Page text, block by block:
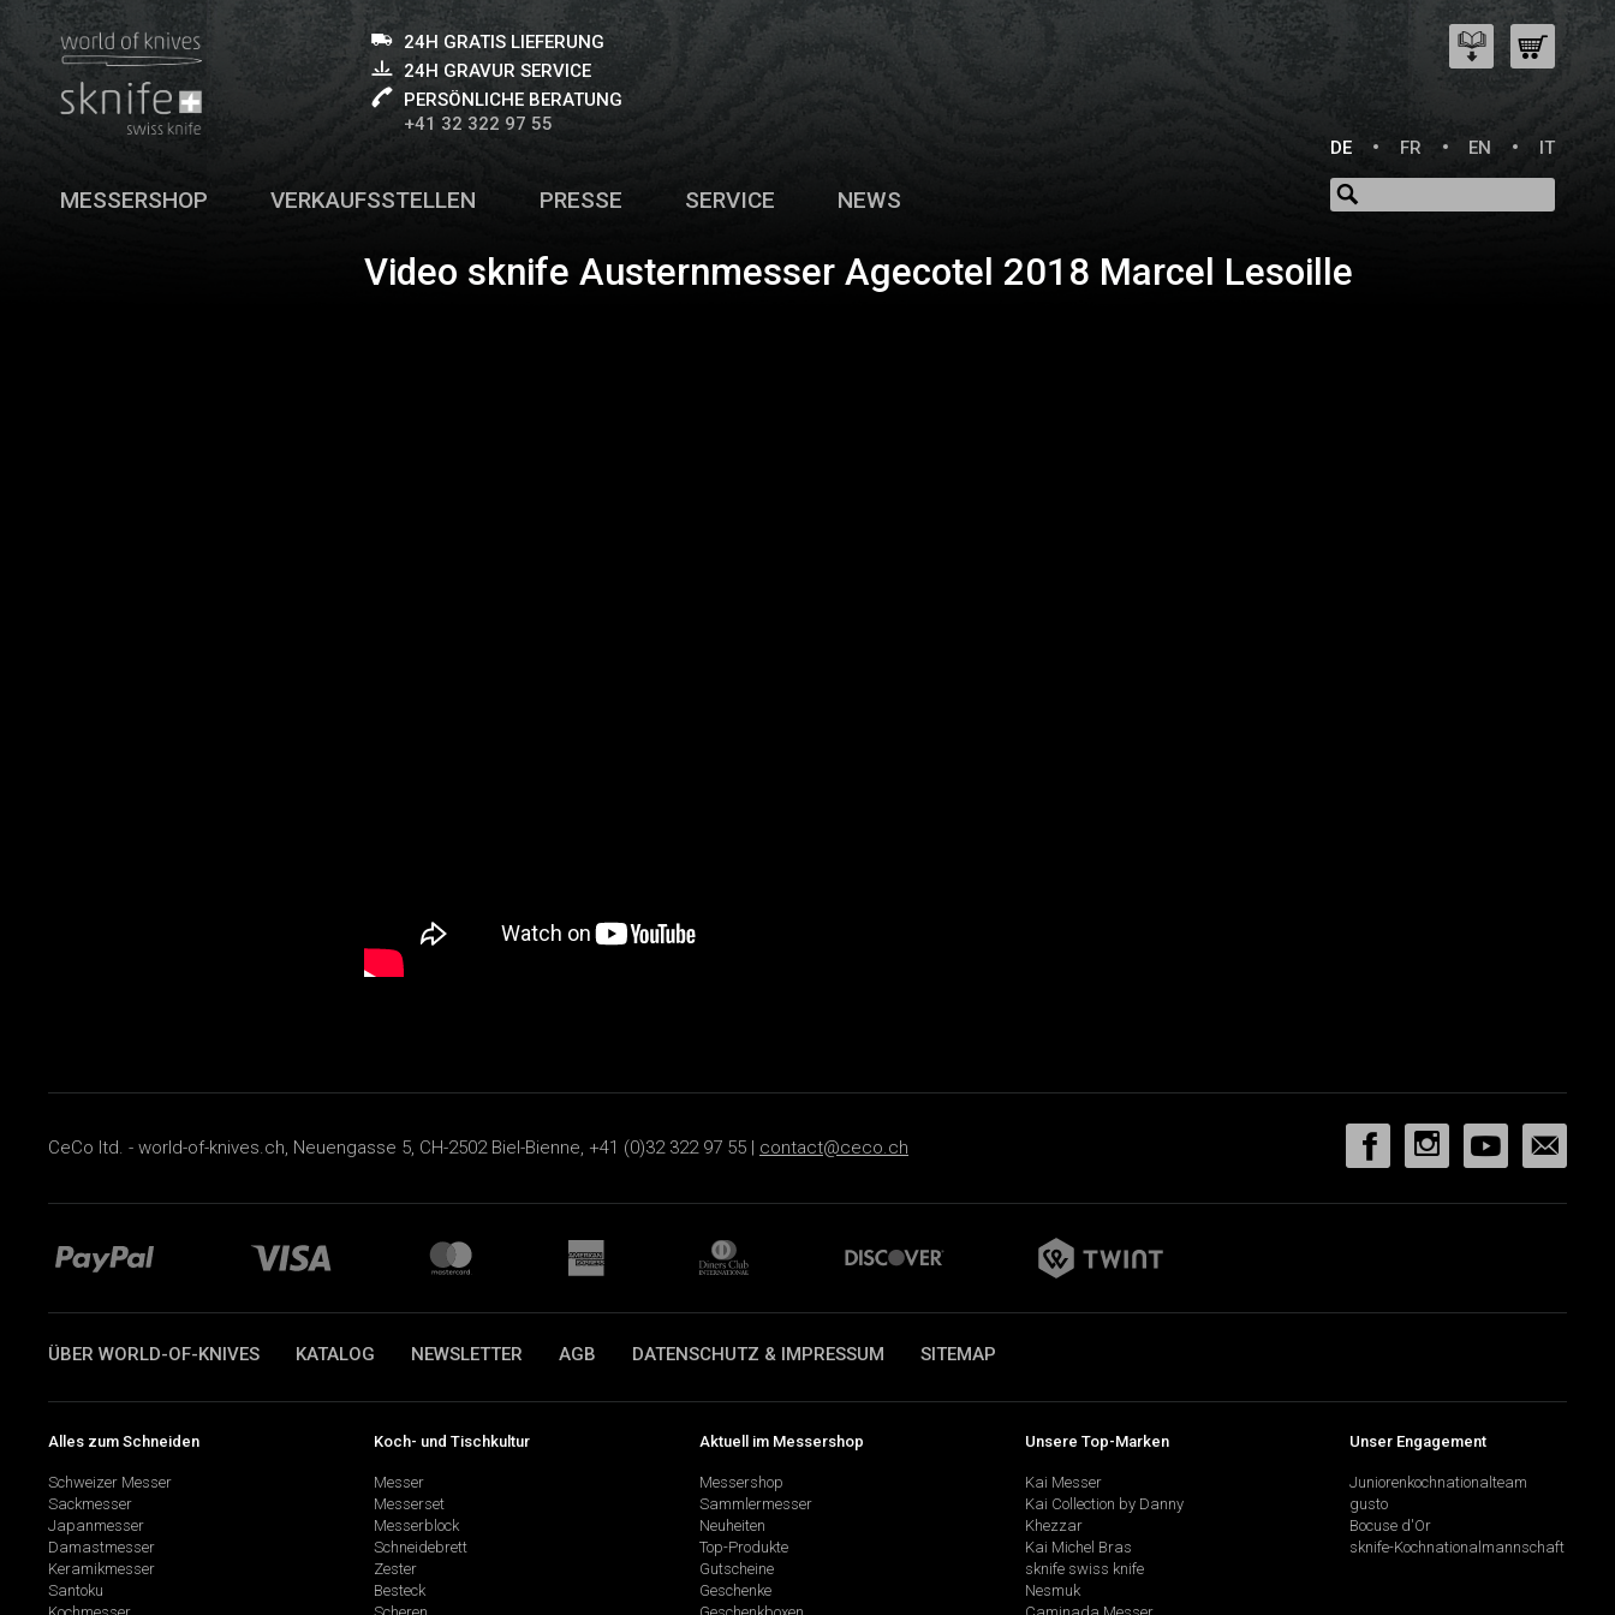
24H GRATIS LIEFERUNG
24H GRAVUR SERVICE
PERSÖNLICHE BERATUNG
+41 32 322 97 55
DE
FR EN IT
MESSERSHOP VERKAUFSSTELLEN PRESSE SERVICE NEWS
Video sknife Austernmesser Agecotel 2018 Marcel Lesoille
CeCo ltd. - world-of-knives.ch, Neuengasse 5, CH-2502 Biel-Bienne, +41 (0)32 322 97 55 | contact@ceco.ch
ÜBER WORLD-OF-KNIVES KATALOG NEWSLETTER AGB DATENSCHUTZ & IMPRESSUM SITEMAP
Alles zum Schneiden
Schweizer Messer
Sackmesser
Japanmesser
Damastmesser
Keramikmesser
Santoku
Koch- und Tischkultur
Messer
Messerset
Messerblock
Schneidebrett
Zester
Besteck
Aktuell im Messershop
Messershop
Sammlermesser
Neuheiten
Top-Produkte
Gutscheine
Geschenke
Unsere Top-Marken
Kai Messer
Kai Collection by Danny
Khezzar
Kai Michel Bras
sknife swiss knife
Nesmuk
Unser Engagement
Juniorenkochnationalteam
gusto
Bocuse d'Or
sknife-Kochnationalmannschaft